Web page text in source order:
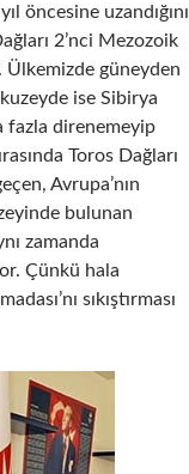
öncesine uzandığını
2’nci Mezozoik
güneyden
ise Sibirya
fazla direnemeyip
Toros Dağları
Avrupa’nın
bulunan
zamanda
Çünkü hala
sıkıştırması